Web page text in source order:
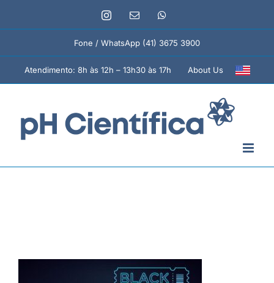
conteúdo
Instagram
E-
Fone / WhatsApp (41) 3675 3900
Atendimento: 8h às 12h – 13h30 às 17h About Us